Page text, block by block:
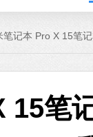
笔记本 Pro X 15笔
15笔